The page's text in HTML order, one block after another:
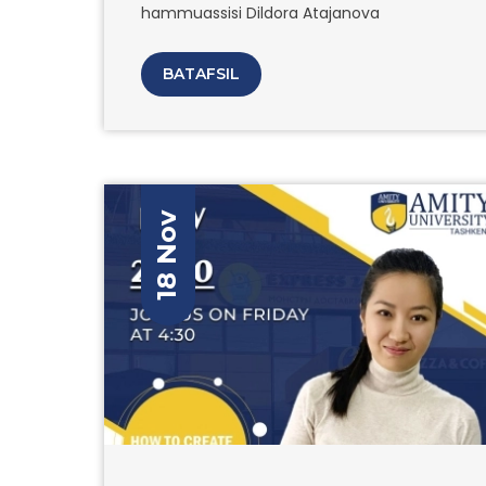
tashkil qiladi.
hammuassisi Dildora Atajanova
BATAFSIL
18 Nov